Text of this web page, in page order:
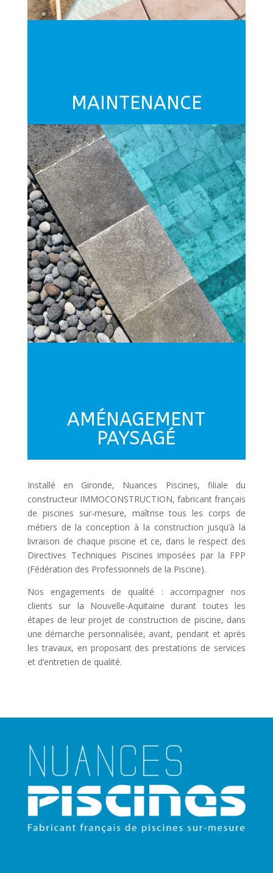
MAINTENANCE
AMÉNAGEMENT
PAYSAGÉ
Installé en Gironde, Nuances Piscines, filiale du
constructeur IMMOCONSTRUCTION, fabricant français
de piscines sur-mesure, maîtrise tous les corps de
métiers de la conception à la construction jusqu’à la
livraison de chaque piscine et ce, dans le respect des
Directives Techniques Piscines imposées par la FPP
(Fédération des Professionnels de la Piscine).
Nos engagements de qualité : accompagner nos
clients sur la Nouvelle-Aquitaine durant toutes les
étapes de leur projet de construction de piscine, dans
une démarche personnalisée, avant, pendant et après
les travaux, en proposant des prestations de services
et d’entretien de qualité.